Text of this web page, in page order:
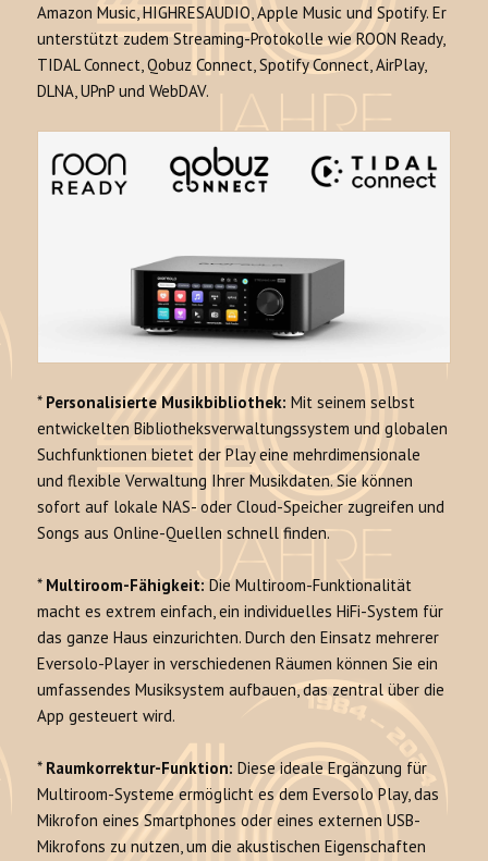
Amazon Music, HIGHRESAUDIO, Apple Music und Spotify. Er
unterstützt zudem Streaming-Protokolle wie ROON Ready,
TIDAL Connect, Qobuz Connect, Spotify Connect, AirPlay,
DLNA, UPnP und WebDAV.
* Personalisierte Musikbibliothek: Mit seinem selbst
entwickelten Bibliotheksverwaltungssystem und globalen
Suchfunktionen bietet der Play eine mehrdimensionale
und flexible Verwaltung Ihrer Musikdaten. Sie können
sofort auf lokale NAS- oder Cloud-Speicher zugreifen und
Songs aus Online-Quellen schnell finden.
* Multiroom-Fähigkeit: Die Multiroom-Funktionalität
macht es extrem einfach, ein individuelles HiFi-System für
das ganze Haus einzurichten. Durch den Einsatz mehrerer
Eversolo-Player in verschiedenen Räumen können Sie ein
umfassendes Musiksystem aufbauen, das zentral über die
App gesteuert wird.
* Raumkorrektur-Funktion: Diese ideale Ergänzung für
Multiroom-Systeme ermöglicht es dem Eversolo Play, das
Mikrofon eines Smartphones oder eines externen USB-
Mikrofons zu nutzen, um die akustischen Eigenschaften